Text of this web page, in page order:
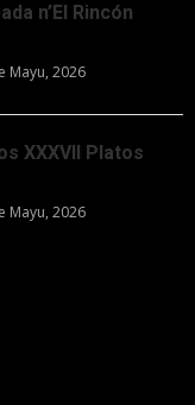
n’El Rincón
Mayu, 2026
XXXVII Platos
Mayu, 2026